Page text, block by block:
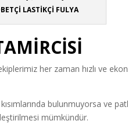
LASTİKÇİ FULYA
her zaman hızlı ve
bulunmuyorsa ve
mümkündür.